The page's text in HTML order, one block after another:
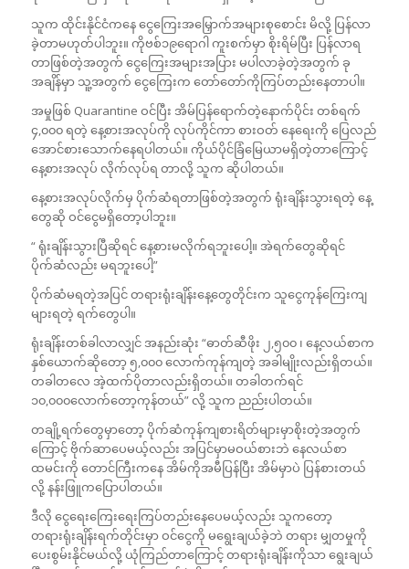
သူက ထိုင်းနိုင်ငံကနေ ငွေကြေးအမြှောက်အများစုစောင်း မိလို့ ပြန်လာ
ခဲ့တာမဟုတ်ပါဘူး။ ကိုဗစ်၁၉ရောဂါ ကူးစက်မှာ စိုးရိမ်ပြီး ပြန်လာရ
တာဖြစ်တဲ့အတွက် ငွေကြေးအများအပြား မပါလာခဲ့တဲ့အတွက် ခု
အချိန်မှာ သူ့အတွက် ငွေကြေးက တော်တော်ကိုကြပ်တည်းနေတာပါ။
အမှုဖြစ် Quarantine ဝင်ပြီး အိမ်ပြန်ရောက်တဲ့နောက်ပိုင်း တစ်ရက်
၄,၀၀၀ ရတဲ့ နေ့စားအလုပ်ကို လုပ်ကိုင်ကာ စားဝတ် နေရေးကို ပြေလည်
အောင်စားသောက်နေရပါတယ်။ ကိုယ်ပိုင်ခြံမြေယာမရှိတဲ့တာကြောင့်
နေ့စားအလုပ် လိုက်လုပ်ရ တာလို့ သူက ဆိုပါတယ်။
နေ့စားအလုပ်လိုက်မှ ပိုက်ဆံရတာဖြစ်တဲ့အတွက် ရုံးချိန်းသွားရတဲ့ နေ့
တွေဆို ဝင်ငွေမရှိတော့ပါဘူး။
“ ရုံးချိန်းသွားပြီဆိုရင် နေ့စားမလိုက်ရဘူးပေါ့။ အဲရက်တွေဆိုရင်
ပိုက်ဆံလည်း မရဘူးပေါ့”
ပိုက်ဆံမရတဲ့အပြင် တရားရုံးချိန်းနေ့တွေတိုင်းက သူငွေကုန်ကြေးကျ
များရတဲ့ ရက်တွေပါ။
ရုံးချိန်းတစ်ခါလာလျှင် အနည်းဆုံး “ဓာတ်ဆီဖိုး ၂,၅၀၀ ၊ နေ့လယ်စာက
နှစ်‌ယောက်ဆိုတော့ ၅,၀၀၀ လောက်ကုန်ကျတဲ့ အခါမျိုးလည်းရှိတယ်။
တခါတလေ အဲ့ထက်ပိုတာလည်းရှိတယ်။ တခါတက်ရင်
၁၀,၀၀၀လောက်တော့ကုန်တယ်” လို့ သူက ညည်းပါတယ်။
တချို့ရက်တွေမှာတော့ ပိုက်ဆံကုန်ကျစားရိတ်များမှာစိုးတဲ့အတွက်
ကြောင့် ဗိုက်ဆာပေမယ့်လည်း အပြင်မှာမဝယ်စားဘဲ နေလယ်စာ
ထမင်းကို တောင်ကြီးကနေ အိမ်ကိုအမီပြန်ပြီး အိမ်မှာပဲ ပြန်စားတယ်
လို့ နန်းဖြူကပြောပါတယ်။
ဒီလို ငွေရေးကြေးရေးကြပ်တည်းနေပေမယ့်လည်း သူကတော့
တရားရုံးချိန်းရက်တိုင်းမှာ ဝင်ငွေကို မရွေးချယ်ခဲ့ဘဲ တရား မျှတမှုကို
ပေးစွမ်းနိုင်မယ်လို့ ယုံကြည်တာကြောင့် တရားရုံးချိန်းကိုသာ ရွေးချယ်